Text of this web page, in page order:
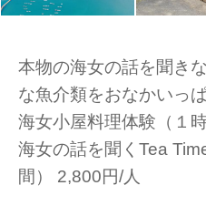
本物の海女の話を聞き
な魚介類をおなかいっ
海女小屋料理体験（１
海女の話を聞くTea
間） 2,800円/人